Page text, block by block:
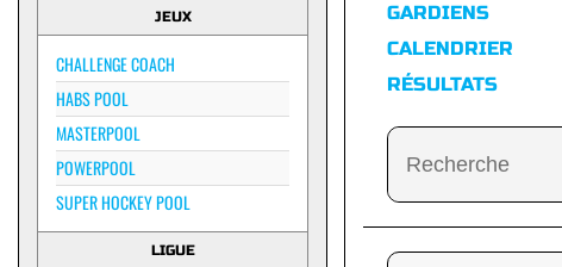
JEUX
CHALLENGE COACH
HABS POOL
MASTERPOOL
POWERPOOL
SUPER HOCKEY POOL
LIGUE
GARDIENS
CALENDRIER
RÉSULTATS